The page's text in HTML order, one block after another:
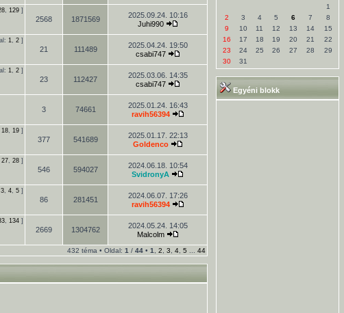
, 129 ]
2568 1871569
2025.09.24. 10:16
Juhi990
1, 2 ]
21 111489
2025.04.24. 19:50
csabi747
1, 2 ]
23 112427
2025.03.06. 14:35
csabi747
3 74661
2025.01.24. 16:43
ravih56394
18, 19 ]
377 541689
2025.01.17. 22:13
Goldenco
27, 28 ]
546 594027
2024.06.18. 10:54
SvidronyA
3, 4, 5 ]
86 281451
2024.06.07. 17:26
ravih56394
, 134 ]
2669 1304762
2024.05.24. 14:05
Malcolm
432 téma • Oldal: 1 / 44 • 1 2 3 4 5 44
1
2
3 4 5 6 7
8
9
10 11 12 13 14
15
16
17 18 19 20 21
22
23
24 25 26 27 28
29
30
31
Egyéni blokk